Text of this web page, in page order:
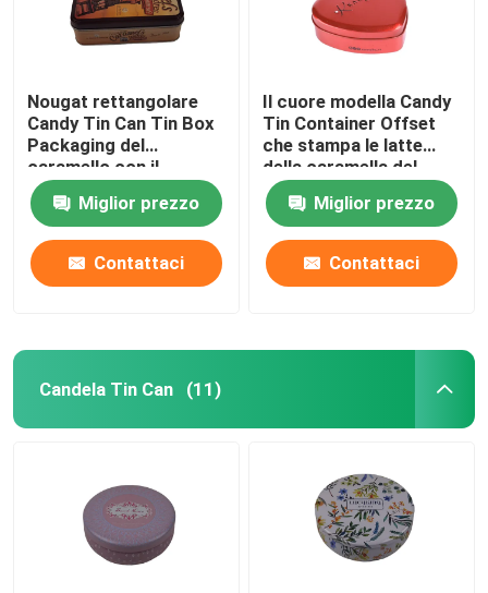
Casa.
Video
Visita alla fabbrica
Nougat rettangolare
Candy Tin Can Tin Box
Packaging del
caramello con il
coperchio a cerniera
Miglior prezzo
Contattaci
Il cuore modella Candy
Tin Container Offset
che stampa le latte
della caramella del
metallo con il
coperchioMiglior prezzo
Contattaci
Candela Tin Can (11)